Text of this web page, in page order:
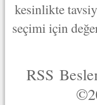
kesinlikte
seçimi için
RSS